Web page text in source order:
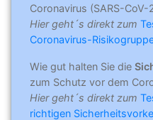
Coronavirus (SARS-CoV-
Hier geht´s direkt zum
Coronavirus-
Wie gut halten Sie die
zum Schutz vor dem
Hier geht´s direkt zum
richtigen